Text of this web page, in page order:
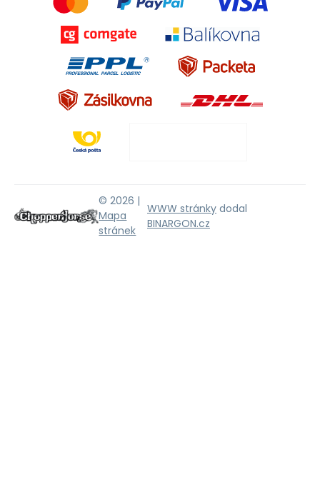
© 2026 |
Mapa
stránek
WWW stránky dodal
BINARGON.cz